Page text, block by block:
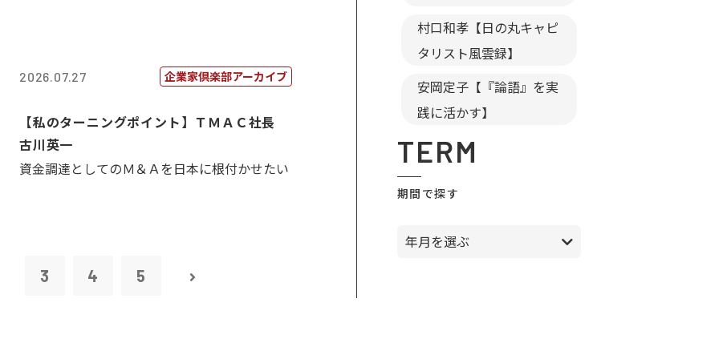
2026.07.27 企業家倶楽部アーカイブ
【私のターニングポイント】ＴＭＡＣ社長
古川英一
資金調達としてのＭ＆Ａを日本に根付かせたい
3 4 5
村口和孝【日の丸キャピ
タリスト風雲録】
安岡定子【『論語』を実
践に活かす】
TERM
期間で探す
年月を選ぶ